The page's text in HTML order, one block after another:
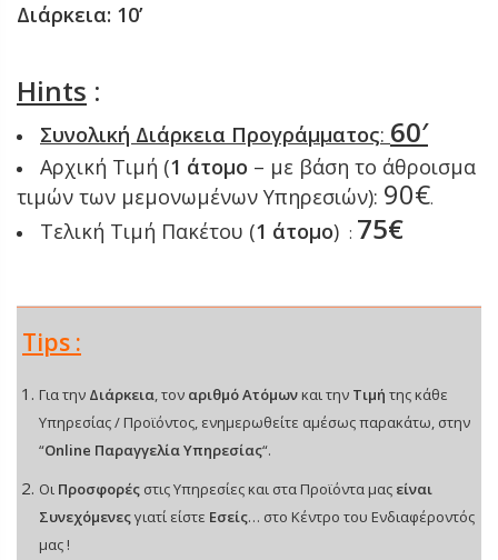
Διάρκεια: 10’
Hints :
Συνολική Διάρκεια Προγράμματος: 60′
Αρχική Τιμή (1 άτομο – με βάση το άθροισμα
τιμών των μεμονωμένων Υπηρεσιών): 90€.
Τελική Τιμή Πακέτου (1 άτομο) : 75€
Tips :
Για την Διάρκεια, τον αριθμό Ατόμων και την Τιμή της κάθε
Υπηρεσίας / Προϊόντος, ενημερωθείτε αμέσως παρακάτω, στην
“Online Παραγγελία Υπηρεσίας“.
Οι Προσφορές στις Υπηρεσίες και στα Προϊόντα μας είναι
Συνεχόμενεςγιατί είστε Εσείς… στο Κέντρο του Ενδιαφέροντός
μας !